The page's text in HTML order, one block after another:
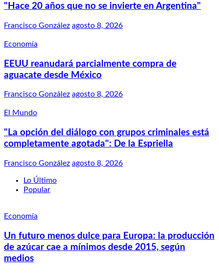
"Hace 20 años que no se invierte en Argentina"
Francisco González agosto 8, 2026
Economía
EEUU reanudará parcialmente compra de
aguacate desde México
Francisco González agosto 8, 2026
El Mundo
"La opción del diálogo con grupos criminales está
completamente agotada": De la Espriella
Francisco González agosto 8, 2026
Lo Último
Popular
Economía
Un futuro menos dulce para Europa: la producción
de azúcar cae a mínimos desde 2015, según
medios